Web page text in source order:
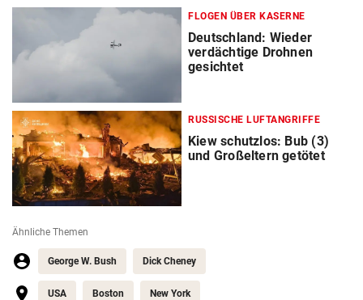
FLOGEN ÜBER KASERNE
Deutschland: Wieder
verdächtige Drohnen
gesichtet
RUSSISCHE LUFTANGRIFFE
Kiew schutzlos: Bub (3)
und Großeltern getötet
Ähnliche Themen
George W. Bush Dick Cheney
USA Boston New York